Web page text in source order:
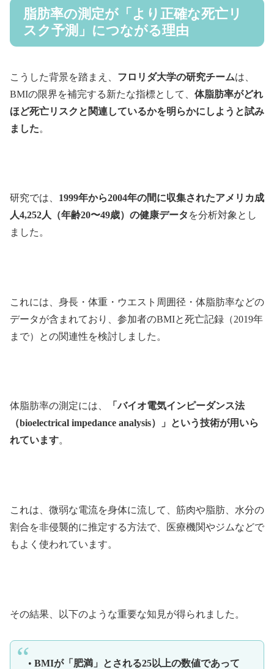
脂肪率の測定が「より正確な死亡リ
スク予測」につながる理由
こうした背景を踏まえ、 フロリダ大学の研究チームは、
BMIの限界を補完する新たな指標として、 体脂肪率がどれ
ほど死亡リスクと関連しているかを明らかにしようと試み
ました。
研究では、 1999年から2004年の間に収集されたアメリカ成
人4,252人（年齢20〜49歳）の健康データ を分析対象とし
ました。
これには、身長・体重・ウエスト周囲径・体脂肪率などの
データが含まれており、参加者のBMIと死亡記録（2019年
まで）との関連性を検討しました。
体脂肪率の測定には、
「バイオ電気インピーダンス法
（bioelectrical impedance analysis）」という技術が用いら
れています。
これは、微弱な電流を身体に流して、筋肉や脂肪、水分の
割合を非侵襲的に推定する方法で、医療機関やジムなどで
もよく使われています。
その結果、以下のような重要な知見が得られました。
• BMIが「肥満」とされる25以上の数値であって